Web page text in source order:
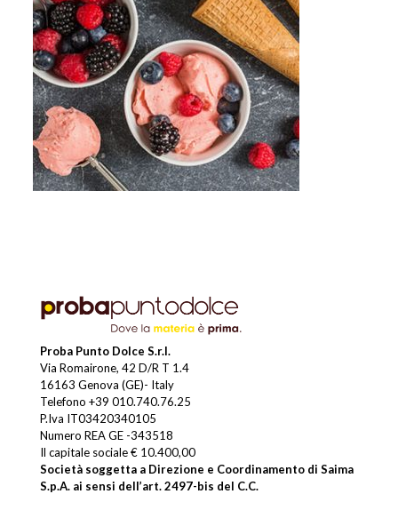
Proba Punto Dolce S.r.l.
Via Romairone, 42 D/R T 1.4
16163 Genova (GE)- Italy
Telefono +39 010.740.76.25
P.Iva IT03420340105
Numero REA GE -343518
Il capitale sociale € 10.400,00
Società soggetta a Direzione e Coordinamento di Saima
S.p.A. ai sensi dell’art. 2497-bis del C.C.